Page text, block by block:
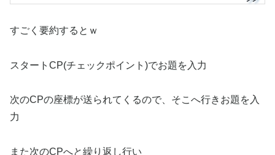
すごく要約するとｗ
スタートCP(チェックポイント)でお題を入力
次のCPの座標が送られてくるので、そこへ行きお題を入
力
また次のCPへと繰り返し行い